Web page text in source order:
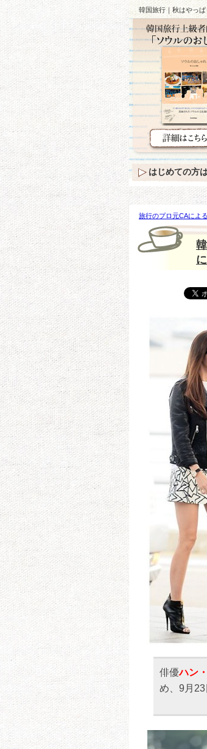
韓国旅行｜秋はやっ
旅行のプロ元CAによ
ぱりコレでスタート
俳優ハン
め、9月23
はじめての方